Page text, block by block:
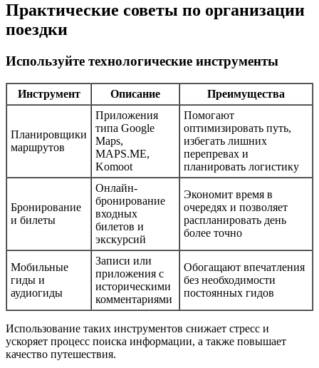
Практические советы по организации
поездки
Используйте технологические инструменты
Инструмент Описание Преимущества
Планировщики
маршрутов
Приложения
типа Google
Maps,
MAPS.ME,
Komoot
Помогают
оптимизировать путь,
избегать лишних
перепревах и
планировать логистику
Бронирование
и билеты
Онлайн-
бронирование
входных
билетов и
экскурсий
Экономит время в
очередях и позволяет
распланировать день
более точно
Мобильные
гиды и
аудиогиды
Записи или
приложения с
историческими
комментариями
Обогащают впечатления
без необходимости
постоянных гидов
Использование таких инструментов снижает стресс и
ускоряет процесс поиска информации, а также повышает
качество путешествия.